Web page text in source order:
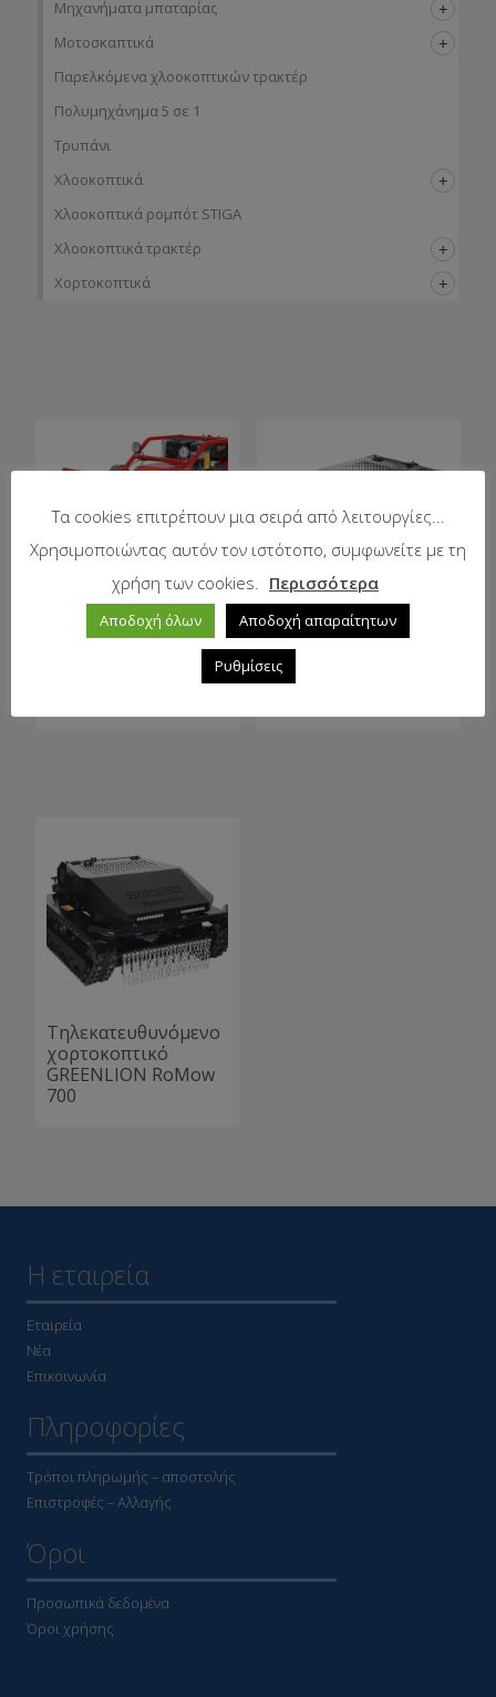
Μηχανήματα μπαταρίας
Μοτοσκαπτικά
Παρελκόμενα χλοοκοπτικών τρακτέρ
Πολυμηχάνημα 5 σε 1
Τρυπάνι
Χλοοκοπτικά
Χλοοκοπτικά ρομπότ STIGA
Χλοοκοπτικά τρακτέρ
Χορτοκοπτικά
Τηλεκατευθυνόμενος
Τηλεκατευθυνόμενο
χορτοκοπτικό
GREENLION RoMow
Τηλεκατευθυνόμενο
χορτοκοπτικό
GREENLION RoMow
700
Η εταιρεία
Εταιρεία
Νέα
Επικοινωνία
Πληροφορίες
Τρόποι πληρωμής – αποστολής
Επιστροφές – Αλλαγής
Όροι
Προσωπικά δεδομένα
Όροι χρήσης
Τα cookies επιτρέπουν μια σειρά από λειτουργίες...
Χρησιμοποιώντας αυτόν τον ιστότοπο, συμφωνείτε με τη
χρήση των cookies.
Περισσότερα
Αποδοχή όλων Αποδοχή απαραίτητων
Ρυθμίσεις